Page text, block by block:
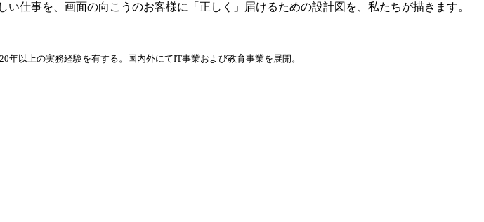
仕事を、画面の向こうのお客様に「正しく」届けるための設計図を、私たちが描きます。
以上の実務経験を有する。国内外にてIT事業および教育事業を展開。